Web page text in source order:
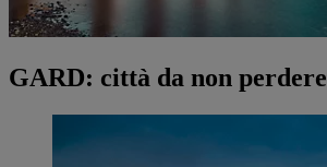
GARD: città da non perdere